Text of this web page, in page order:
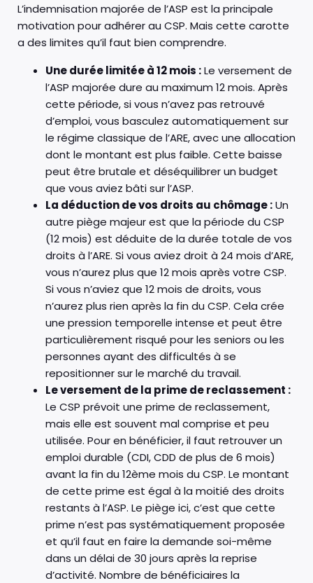
L’indemnisation majorée de l’ASP est la principale
motivation pour adhérer au CSP. Mais cette carotte
a des limites qu’il faut bien comprendre.
Une durée limitée à 12 mois :Le versement de
l’ASP majorée dure au maximum 12 mois. Après
cette période, si vous n’avez pas retrouvé
d’emploi, vous basculez automatiquement sur
le régime classique de l’ARE, avec une allocation
dont le montant est plus faible. Cette baisse
peut être brutale et déséquilibrer un budget
que vous aviez bâti sur l’ASP.
La déduction de vos droits au chômage :Un
autre piège majeur est que la période du CSP
(12 mois) est déduite de la durée totale de vos
droits à l’ARE. Si vous aviez droit à 24 mois d’ARE,
vous n’aurez plus que 12 mois après votre CSP.
Si vous n’aviez que 12 mois de droits, vous
n’aurez plus rien après la fin du CSP. Cela crée
une pression temporelle intense et peut être
particulièrement risqué pour les seniors ou les
personnes ayant des difficultés à se
repositionner sur le marché du travail.
Le versement de la prime de reclassement :
Le CSP prévoit une prime de reclassement,
mais elle est souvent mal comprise et peu
utilisée. Pour en bénéficier, il faut retrouver un
emploi durable (CDI, CDD de plus de 6 mois)
avant la fin du 12ème mois du CSP. Le montant
de cette prime est égal à la moitié des droits
restants à l’ASP. Le piège ici, c’est que cette
prime n’est pas systématiquement proposée
et qu’il faut en faire la demande soi-même
dans un délai de 30 jours après la reprise
d’activité. Nombre de bénéficiaires la